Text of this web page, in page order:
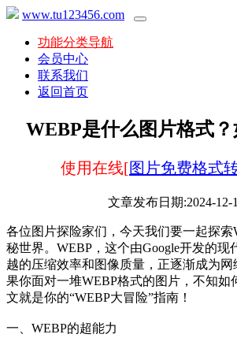
www.tu123456.com
功能分类导航
会员中心
联系我们
返回首页
WEBP是什么图片格式？
使用在线[图片免费格式
文章发布日期:2024-12-
各位图片探险家们，今天我们要一起探索
秘世界。WEBP，这个由Google开发的现
越的压缩效率和图像质量，正逐渐成为
果你面对一堆WEBP格式的图片，不知如
文就是你的“WEBP大冒险”指南！
一、WEBP的超能力